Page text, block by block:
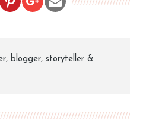
blogger, storyteller &